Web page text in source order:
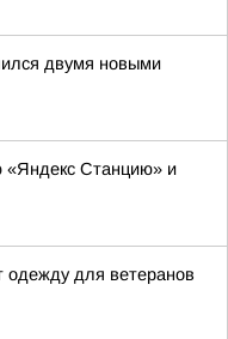
двумя новыми
«Яндекс Станцию» и
одежду для ветеранов